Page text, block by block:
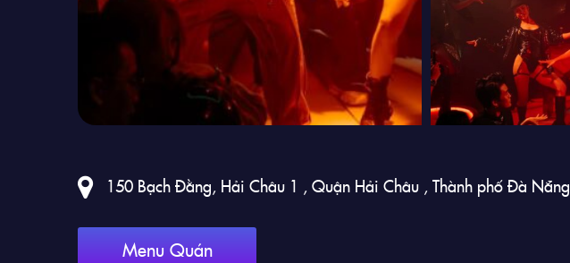
150 Bạch Đằng, Hải Châu 1 , Quận Hải Châu , Thành phố Đà Nẵng
Menu Quán